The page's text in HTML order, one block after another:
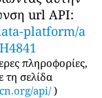
url API:
platform/a
πληροφορίες,
τη σελίδα
api/ )